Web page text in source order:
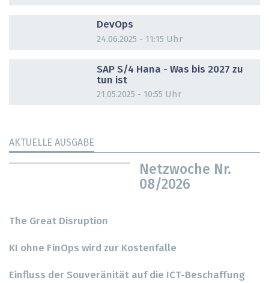
DevOps
24.06.2025 - 11:15 Uhr
SAP S/4 Hana - Was bis 2027 zu
tun ist
21.05.2025 - 10:55 Uhr
AKTUELLE AUSGABE
Netzwoche Nr.
08/2026
The Great Disruption
KI ohne FinOps wird zur Kostenfalle
Einfluss der Souveränität auf die ICT-Beschaffung